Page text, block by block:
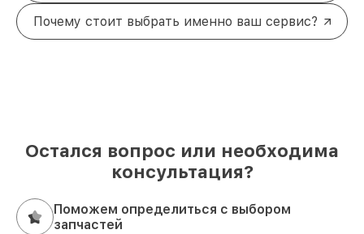
Почему стоит выбрать именно ваш сервис?
Остался вопрос или необходима
консультация?
Поможем определиться с выбором
запчастей